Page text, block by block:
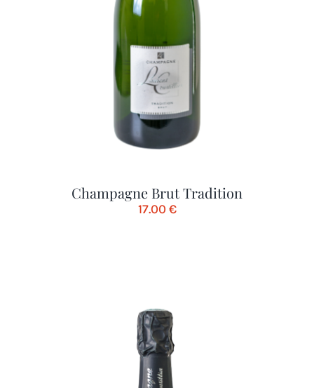
Champagne Brut Tradition
17.00 €